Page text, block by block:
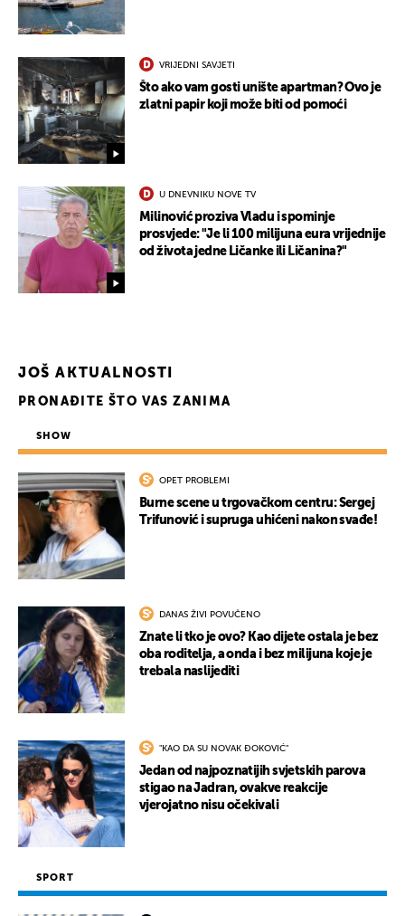
VRIJEDNI SAVJETI
Što ako vam gosti unište apartman? Ovo je
zlatni papir koji može biti od pomoći
U DNEVNIKU NOVE TV
Milinović proziva Vladu i spominje
prosvjede: "Je li 100 milijuna eura vrijednije
od života jedne Ličanke ili Ličanina?"
JOŠ AKTUALNOSTI
PRONAĐITE ŠTO VAS ZANIMA
SHOW
OPET PROBLEMI
Burne scene u trgovačkom centru: Sergej
Trifunović i supruga uhićeni nakon svađe!
DANAS ŽIVI POVUČENO
Znate li tko je ovo? Kao dijete ostala je bez
oba roditelja, a onda i bez milijuna koje je
trebala naslijediti
"KAO DA SU NOVAK ĐOKOVIĆ"
Jedan od najpoznatijih svjetskih parova
stigao na Jadran, ovakve reakcije
vjerojatno nisu očekivali
SPORT